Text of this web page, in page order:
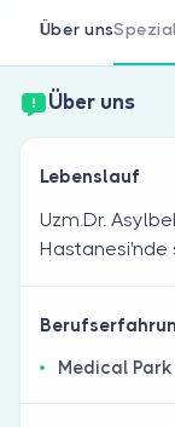
Über uns
Über uns
Lebenslauf
Uzm.Dr.
Hastanesi'nde
Medical